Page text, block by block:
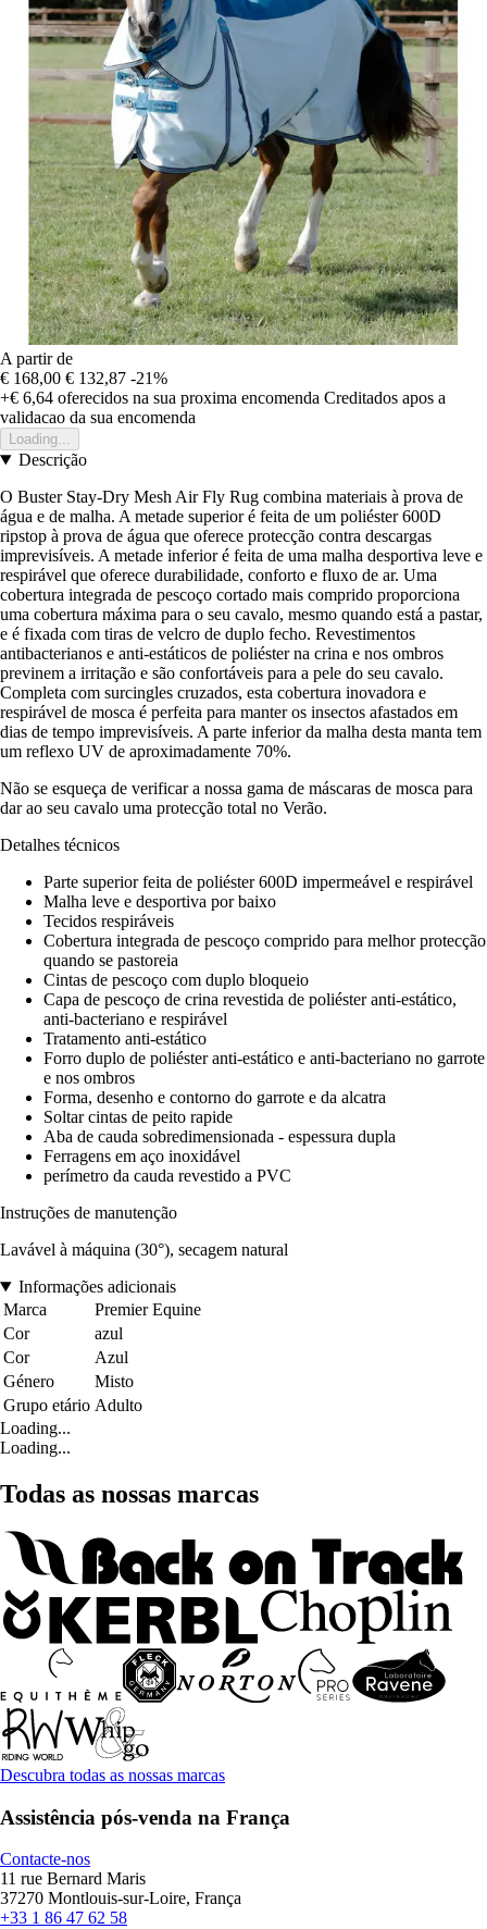
A partir de
€ 168,00 € 132,87 -21%
+€ 6,64 oferecidos na sua proxima encomenda Creditados apos a
validacao da sua encomenda
Loading...
Descrição
O Buster Stay-Dry Mesh Air Fly Rug combina materiais à prova de
água e de malha. A metade superior é feita de um poliéster 600D
ripstop à prova de água que oferece protecção contra descargas
imprevisíveis. A metade inferior é feita de uma malha desportiva leve e
respirável que oferece durabilidade, conforto e fluxo de ar. Uma
cobertura integrada de pescoço cortado mais comprido proporciona
uma cobertura máxima para o seu cavalo, mesmo quando está a pastar,
e é fixada com tiras de velcro de duplo fecho. Revestimentos
antibacterianos e anti-estáticos de poliéster na crina e nos ombros
previnem a irritação e são confortáveis para a pele do seu cavalo.
Completa com surcingles cruzados, esta cobertura inovadora e
respirável de mosca é perfeita para manter os insectos afastados em
dias de tempo imprevisíveis. A parte inferior da malha desta manta tem
um reflexo UV de aproximadamente 70%.
Não se esqueça de verificar a nossa gama de máscaras de mosca para
dar ao seu cavalo uma protecção total no Verão.
Detalhes técnicos
Parte superior feita de poliéster 600D impermeável e respirável
Malha leve e desportiva por baixo
Tecidos respiráveis
Cobertura integrada de pescoço comprido para melhor protecção
quando se pastoreia
Cintas de pescoço com duplo bloqueio
Capa de pescoço de crina revestida de poliéster anti-estático,
anti-bacteriano e respirável
Tratamento anti-estático
Forro duplo de poliéster anti-estático e anti-bacteriano no garrote
e nos ombros
Forma, desenho e contorno do garrote e da alcatra
Soltar cintas de peito rapide
Aba de cauda sobredimensionada - espessura dupla
Ferragens em aço inoxidável
perímetro da cauda revestido a PVC
Instruções de manutenção
Lavável à máquina (30°), secagem natural
Informações adicionais
Marca
Premier Equine
Cor
azul
Cor
Azul
Género
Misto
Grupo etário Adulto
Loading...
Loading...
Todas as nossas marcas
Descubra todas as nossas marcas
Assistência pós-venda na França
Contacte-nos
11 rue Bernard Maris
37270 Montlouis-sur-Loire, França
+33 1 86 47 62 58